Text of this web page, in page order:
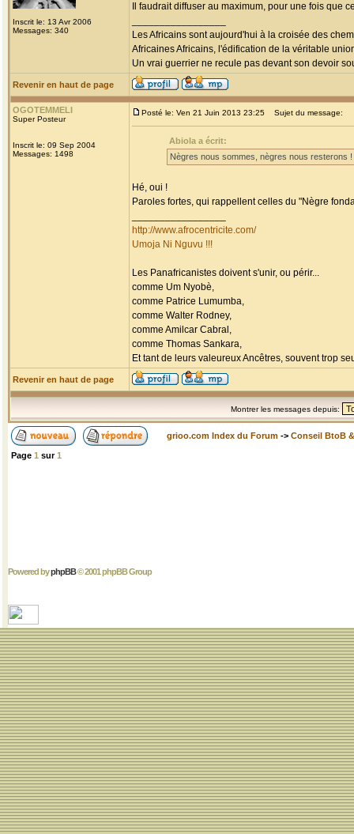
Inscrit le: 13 Avr 2006
Messages: 340
Il faudrait diffuser au maximum, pour une fois que
Les Africains sont aujourd'hui à la croisée des
Africaines Africains, l'édification de la véritable
Un vrai guerrier ne recule pas devant son devoir
Revenir en haut de page
OGOTEMMELI
Super Posteur
Inscrit le: 09 Sep 2004
Messages: 1498
Posté le: Ven 21 Juin 2013 23:25 Sujet du message:
Abiola a écrit:
Nègres nous sommes, nègres nous resterons !
Hé, oui !
Paroles fortes, qui rappellent celles du "Nègre
http://www.afrocentricite.com/
Umoja Ni Nguvu !!!
Les Panafricanistes doivent s'unir, ou périr...
comme Um Nyobè,
comme Patrice Lumumba,
comme Walter Rodney,
comme Amilcar Cabral,
comme Thomas Sankara,
Et tant de leurs valeureux Ancêtres, souvent trop
Revenir en haut de page
Montrer les messages depuis:
grioo.com Index du Forum -> Conseil BtoB
Page 1 sur1
Powered byphpBB© 2001 phpBB Group